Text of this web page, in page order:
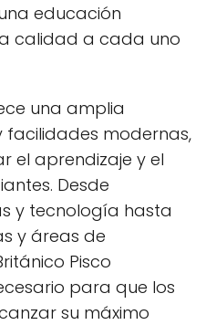
educación
calidad a cada uno
una amplia
modernas,
el aprendizaje y el
Desde
y tecnología hasta
y áreas de
Pisco
para que los
su máximo